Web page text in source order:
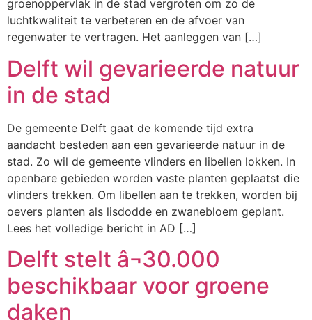
groenoppervlak in de stad vergroten om zo de
luchtkwaliteit te verbeteren en de afvoer van
regenwater te vertragen. Het aanleggen van […]
Delft wil gevarieerde natuur
in de stad
De gemeente Delft gaat de komende tijd extra
aandacht besteden aan een gevarieerde natuur in de
stad. Zo wil de gemeente vlinders en libellen lokken. In
openbare gebieden worden vaste planten geplaatst die
vlinders trekken. Om libellen aan te trekken, worden bij
oevers planten als lisdodde en zwanebloem geplant.
Lees het volledige bericht in AD […]
Delft stelt â¬30.000
beschikbaar voor groene
daken